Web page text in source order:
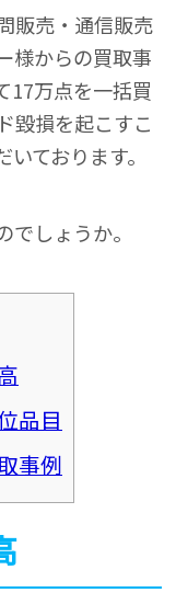
販売・通信販売
様からの買取事
17万点を一括買
毀損を起こすこ
ております。
しょうか。
品目
事例